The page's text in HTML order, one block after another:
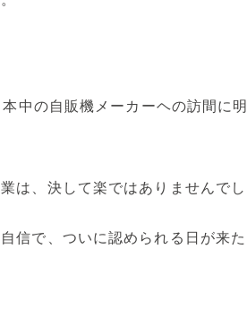
中の自販機メーカーヘの訪間に明
は、決して楽ではありませんでし
信で、ついに認められる日が来た